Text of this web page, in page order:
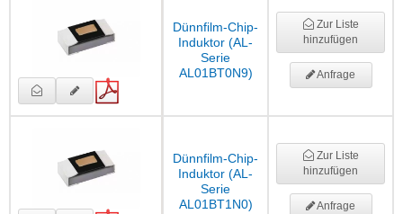
Dünnfilm-Chip-
Induktor (AL-
Serie
AL01BT0N9)
Zur Liste
hinzufügen
Anfrage
Dünnfilm-Chip-
Induktor (AL-
Serie
AL01BT1N0)
Zur Liste
hinzufügen
Anfrage